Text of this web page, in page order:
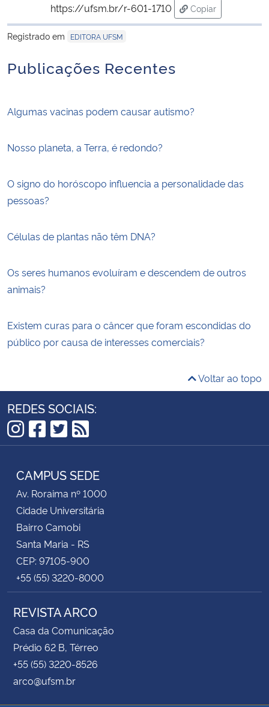
https://ufsm.br/r-601-1710
Copiar
para área de
Registrado em
EDITORA UFSM
Publicações Recentes
Algumas vacinas podem causar autismo?
Nosso planeta, a Terra, é redondo?
O signo do horóscopo influencia a personalidade das
pessoas?
Células de plantas não têm DNA?
Os seres humanos evoluíram e descendem de outros
animais?
Existem curas para o câncer que foram escondidas do
público por causa de interesses comerciais?
Voltar ao topo
REDES SOCIAIS:
Instagram
Facebook
Twitter
RSS
CAMPUS SEDE
Av. Roraima nº 1000
Cidade Universitária
Bairro Camobi
Santa Maria - RS
CEP: 97105-900
+55 (55) 3220-8000
REVISTA ARCO
Casa da Comunicação
Prédio 62 B, Térreo
+55 (55) 3220-8526
arco@ufsm.br